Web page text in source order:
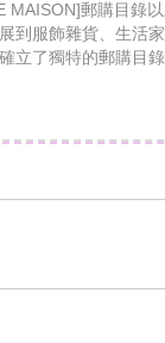
MAISON]郵購目錄
到服飾雜貨、生活
立了獨特的郵購目